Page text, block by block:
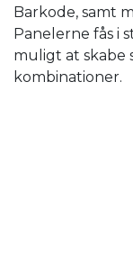
Barkode, samt
Panelerne fås i
muligt at skabe
kombinationer.